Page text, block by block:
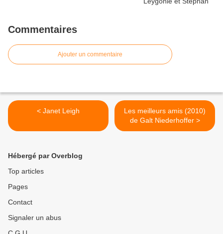
Commentaires
Ajouter un commentaire
< Janet Leigh
Les meilleurs amis (2010)
de Galt Niederhoffer >
Hébergé par Overblog
Top articles
Pages
Contact
Signaler un abus